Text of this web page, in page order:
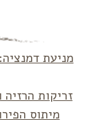
מניעת
זריקות הרזיה
מיתוס